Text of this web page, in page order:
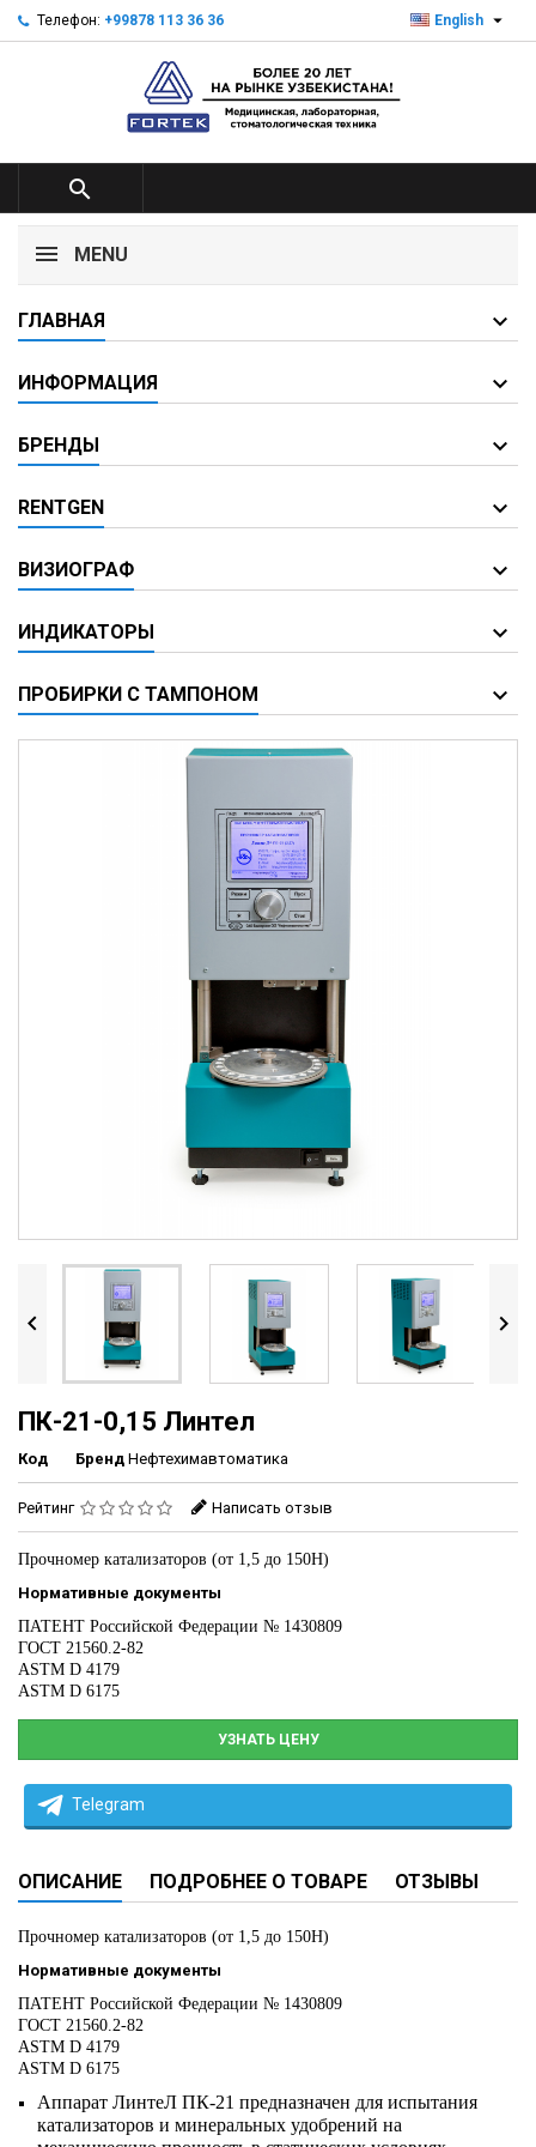
Телефон: +99878 113 36 36 English 

MENU
ГЛАВНАЯ
ИНФОРМАЦИЯ
БРЕНДЫ
RENTGEN
ВИЗИОГРАФ
ИНДИКАТОРЫ
ПРОБИРКИ С ТАМПОНОМ
 
ПК-21-0,15 Линтел
Код Бренд Нефтехимавтоматика
Рейтинг Написать отзыв
Прочномер катализаторов (от 1,5 до 150Н)
Нормативные документы
ПАТЕНТ Российской Федерации № 1430809
ГОСТ 21560.2-82
ASTM D 4179
ASTM D 6175
УЗНАТЬ ЦЕНУ
Telegram
ОПИСАНИЕ ПОДРОБНЕЕ О ТОВАРЕ ОТЗЫВЫ
Прочномер катализаторов (от 1,5 до 150Н)
Нормативные документы
ПАТЕНТ Российской Федерации № 1430809
ГОСТ 21560.2-82
ASTM D 4179
ASTM D 6175
Аппарат ЛинтеЛ ПК-21 предназначен для испытания
катализаторов и минеральных удобрений на